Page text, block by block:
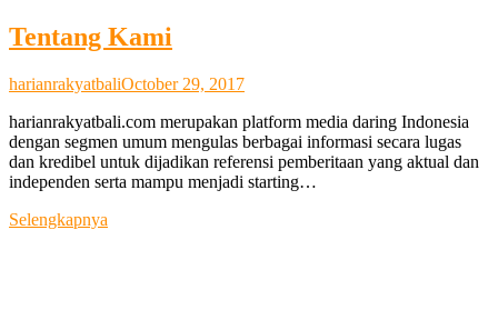
Tentang Kami
harianrakyatbaliOctober 29, 2017
harianrakyatbali.com merupakan platform media daring Indonesia
dengan segmen umum mengulas berbagai informasi secara lugas
dan kredibel untuk dijadikan referensi pemberitaan yang aktual dan
independen serta mampu menjadi starting…
Selengkapnya